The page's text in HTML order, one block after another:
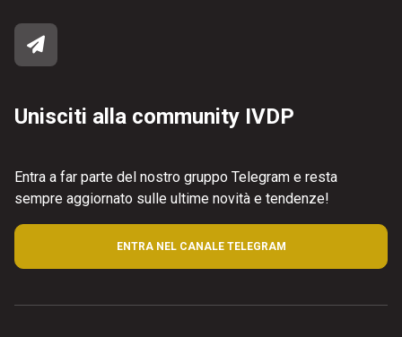
Unisciti alla community IVDP
Entra a far parte del nostro gruppo Telegram e resta
sempre aggiornato sulle ultime novità e tendenze!
ENTRA NEL CANALE TELEGRAM